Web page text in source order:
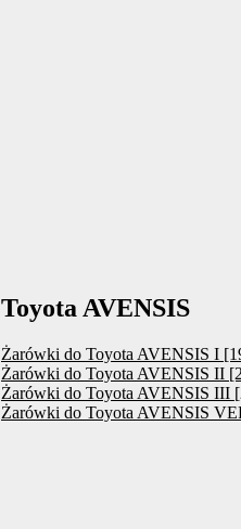
Toyota AVENSIS
Żarówki do Toyota AVENSIS I
Żarówki do Toyota AVENSIS II
Żarówki do Toyota AVENSIS III
Żarówki do Toyota AVENSIS